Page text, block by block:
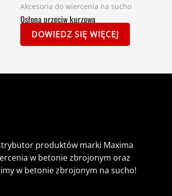
Akcesoria do wiercenia na sucho
Osłona przeciw kurzowa
DOWIEDZ SIĘ WIĘCEJ
produktów marki Maxima
w betonie zbrojonym oraz
w betonie zbrojonym na sucho!